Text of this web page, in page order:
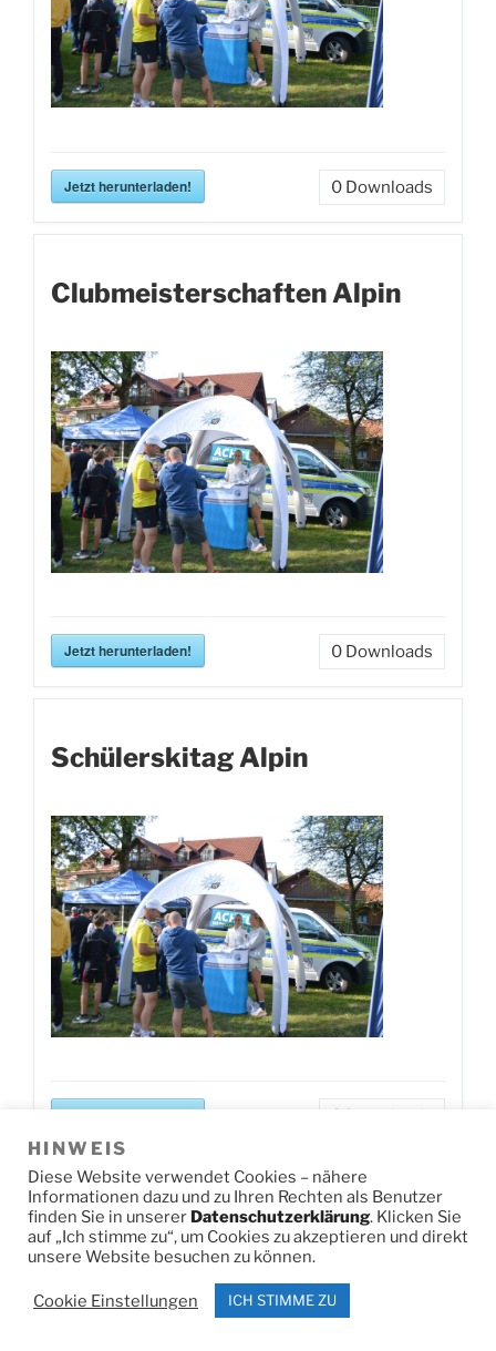
Jetzt herunterladen! 0 Downloads
Clubmeisterschaften Alpin
Jetzt herunterladen! 0 Downloads
Schülerskitag Alpin
Jetzt herunterladen! 0 Downloads
DSC U14 SL2
HINWEIS
Diese Website verwendet Cookies – nähere
Informationen dazu und zu Ihren Rechten als Benutzer
finden Sie in unsererDatenschutzerklärung. Klicken Sie
auf „Ich stimme zu“, um Cookies zu akzeptieren und direkt
unsere Website besuchen zu können.
Cookie Einstellungen ICH STIMME ZU